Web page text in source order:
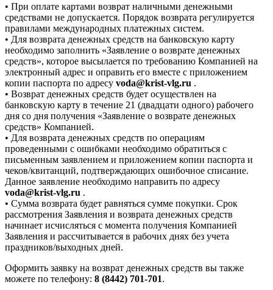
• При оплате картами возврат наличными денежными
средствами не допускается. Порядок возврата регулируется
правилами международных платежных систем.
• Для возврата денежных средств на банковскую карту
необходимо заполнить «Заявление о возврате денежных
средств», которое высылается по требованию Компанией на
электронный адрес и оправить его вместе с приложением
копии паспорта по адресу voda@krist-vlg.ru .
• Возврат денежных средств будет осуществлен на
банковскую карту в течение 21 (двадцати одного) рабочего
дня со дня получения «Заявление о возврате денежных
средств» Компанией.
• Для возврата денежных средств по операциям
проведенными с ошибками необходимо обратиться с
письменным заявлением и приложением копии паспорта и
чеков/квитанций, подтверждающих ошибочное списание.
Данное заявление необходимо направить по адресу
voda@krist-vlg.ru .
• Сумма возврата будет равняться сумме покупки. Срок
рассмотрения Заявления и возврата денежных средств
начинает исчисляться с момента получения Компанией
Заявления и рассчитывается в рабочих днях без учета
праздников/выходных дней.
Оформить заявку на возврат денежных средств вы также
можете по телефону: 8 (8442) 701-701.